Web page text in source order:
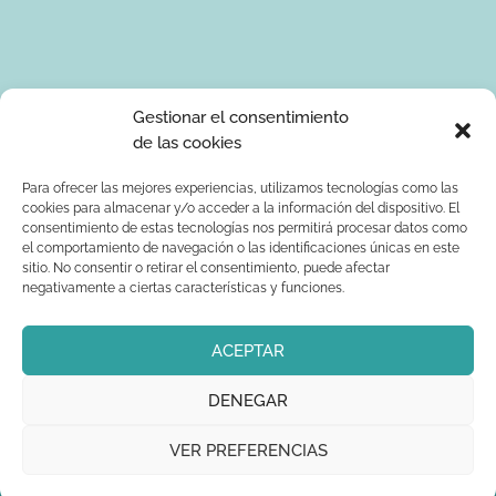
Gestionar el consentimiento
de las cookies
Para ofrecer las mejores experiencias, utilizamos tecnologías como las
cookies para almacenar y/o acceder a la información del dispositivo. El
consentimiento de estas tecnologías nos permitirá procesar datos como
el comportamiento de navegación o las identificaciones únicas en este
sitio. No consentir o retirar el consentimiento, puede afectar
negativamente a ciertas características y funciones.
ACEPTAR
DENEGAR
VER PREFERENCIAS
Tus datos de carácter personal serán tratados por Ponle Arte
para enviarte información sobre manualidades. La base legal
expreso. Tus serán tratados con seguridad y datos no serán
comunicados a terceros. Podrás ejercer los derechos de
acceso, rectificación, supresión, limitación al tratamiento y
oposición dirigiendo un correo electrónico a
info@ponlearte.com y adjuntando copia de su DNI. Para más
Política de privacidad Política de cookies